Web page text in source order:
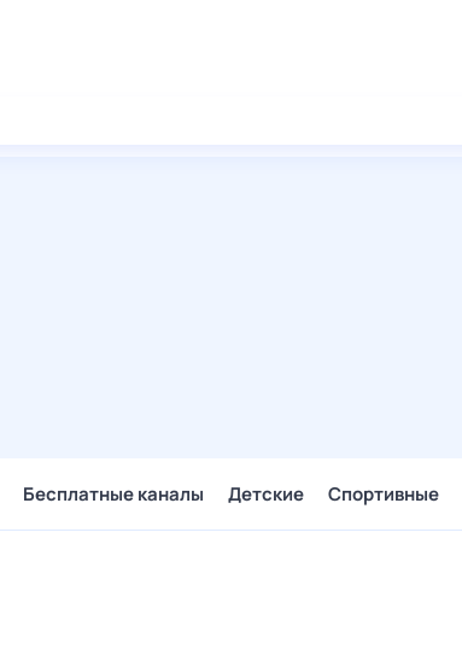
Бесплатные каналы Детские Спортивные